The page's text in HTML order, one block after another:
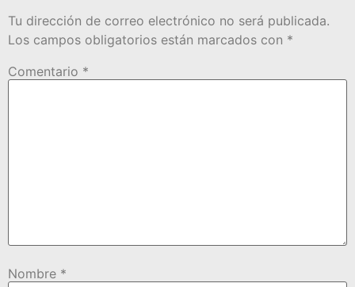
Tu dirección de correo electrónico no será publicada.
Los campos obligatorios están marcados con *
Comentario *
Nombre *